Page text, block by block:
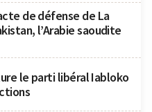
de défense de La
l’Arabie saoudite
le parti libéral Iabloko